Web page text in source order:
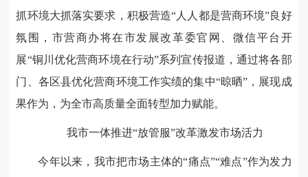
抓环境大抓落实要求，积极营造“人人都是营商环境”良好
氛围，市营商办将在市发展改革委官网、微信平台开
展“铜川优化营商环境在行动”系列宣传报道，通过将各部
门、各区县优化营商环境工作实绩的集中“晾晒”，展现成
果作为，为全市高质量全面转型加力赋能。
我市一体推进“放管服”改革激发市场活力
今年以来，我市把市场主体的“痛点”“难点”作为发力